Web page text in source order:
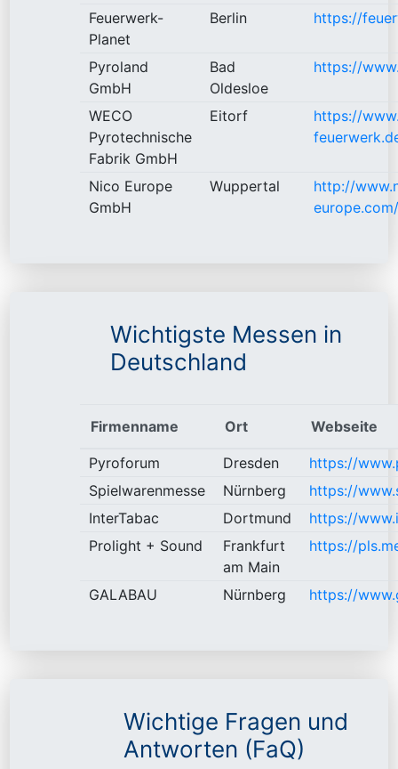
Feuerwerk-
Planet
Berlin https://
Pyroland
GmbH
Bad
Oldesloe
https://
WECO
Pyrotechnische
Fabrik GmbH
Eitorf
https://
Nico Europe
GmbH
Wuppertal
http://
europe.com/
Wichtigste Messen in
Deutschland
Firmenname Ort Webseite
Pyroforum Dresden
https://
Spielwarenmesse
Nürnberg
https://
InterTabac
Dortmund
https://
Prolight + Sound
Frankfurt
am Main
https://
GALABAU Nürnberg https://
Wichtige Fragen und
Antworten (FaQ)